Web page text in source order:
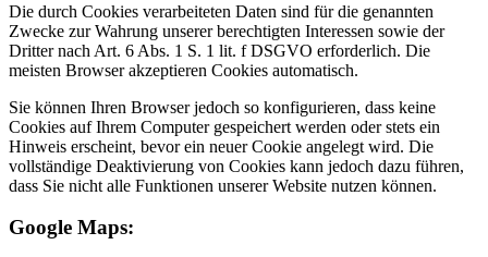
Die durch Cookies verarbeiteten Daten sind für die genannten
Zwecke zur Wahrung unserer berechtigten Interessen sowie der
Dritter nach Art. 6 Abs. 1 S. 1 lit. f DSGVO erforderlich. Die
meisten Browser akzeptieren Cookies automatisch.
Sie können Ihren Browser jedoch so konfigurieren, dass keine
Cookies auf Ihrem Computer gespeichert werden oder stets ein
Hinweis erscheint, bevor ein neuer Cookie angelegt wird. Die
vollständige Deaktivierung von Cookies kann jedoch dazu führen,
dass Sie nicht alle Funktionen unserer Website nutzen können.
Google Maps: